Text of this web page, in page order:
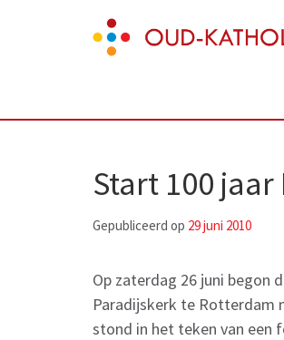
Oud-
Start 100
Gepubliceerd op 29 juni 2010
Op zaterdag 26 juni begon
Paradijskerk te Rotterdam
stond in het teken van een